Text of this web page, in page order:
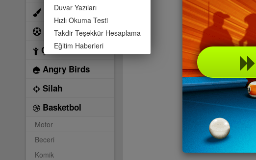
Duvar Yazıları
Hızlı Okuma Testi
Takdir Teşekkür Hesaplama
Eğitim Haberleri
Boyama
Futbol
Çocuk
Angry Birds
Silah
Basketbol
Motor
Beceri
Komik